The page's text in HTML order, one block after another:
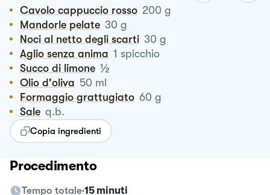
Cavolo cappuccio rosso 200 g
Mandorle pelate 30 g
Noci al netto degli scarti 30 g
Aglio senza anima 1 spicchio
Succo di limone ½
Olio d'oliva 50 ml
Formaggio grattugiato 60 g
Sale q.b.
Copia ingredienti
Procedimento
Tempo totale 15 minuti